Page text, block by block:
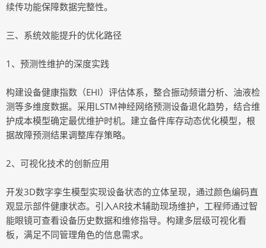
续传功能保障数据完整性。
三、系统效能提升的优化路径
1、预测性维护的深度实践
构建设备健康指数（EHI）评估体系，整合振动频谱分析、油液检
测等多维度数据。采用LSTM神经网络预测设备退化趋势，结合维
护成本模型确定最优维护时机。建立备件库存动态优化模型，根
据故障预测结果调整库存策略。
2、可视化技术的创新应用
开发3D数字孪生模型实现设备状态的立体呈现，通过颜色编码直
观显示部件健康状态。引入AR技术辅助现场维护，工程师通过智
能眼镜可查看设备历史数据和维修指导。构建多层级可视化看
板，满足不同管理角色的信息需求。